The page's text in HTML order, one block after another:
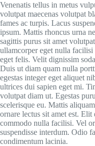
Venenatis tellus in metus
volutpat maecenas volutpat
fames ac turpis. Lacus
ipsum. Mattis rhoncus urna
sagittis purus sit amet
ullamcorper eget nulla
eget felis. Velit dignissim
Duis ut diam quam nulla
egestas integer eget aliquet
ultrices dui sapien eget mi.
volutpat diam ut. Egestas
scelerisque eu. Mattis
ornare lectus sit amet est.
commodo nulla facilisi. Vel
suspendisse interdum. Odio
condimentum lacinia.